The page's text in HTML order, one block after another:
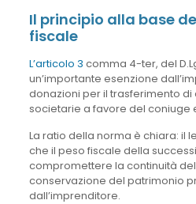
Il principio alla base
fiscale
L’articolo 3 comma 4-ter, del
un’importante esenzione
donazioni per il trasferimento
societarie a favore del coniuge
La ratio della norma è chiara: il
che il peso fiscale della
compromettere la continuità
conservazione del patrimonio
dall’imprenditore.